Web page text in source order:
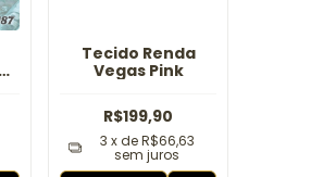
Tecido Renda
Vegas Pink
R$199,90
3 x deR$66,63
sem juros